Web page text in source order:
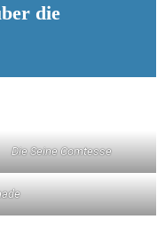
die
Die Seine Comtesse